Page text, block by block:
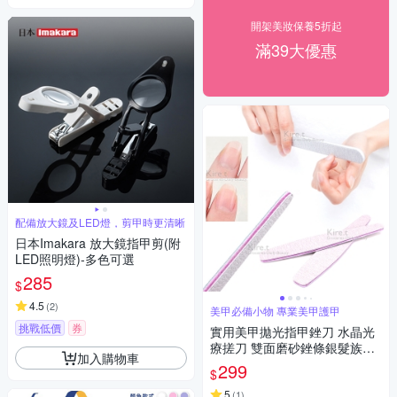
配備放大鏡及LED燈，剪甲時更清晰
日本Imakara 放大鏡指甲剪(附
LED照明燈)-多色可選
$285
4.5 (2)
挑戰低價 券
加入購物車
開架美妝保養5折起
滿39大優惠
美甲必備小物 專業美甲護甲
實用美甲拋光指甲銼刀 水晶光
療搓刀 雙面磨砂銼條銀髮族護
理-超值4入 kiret
$299